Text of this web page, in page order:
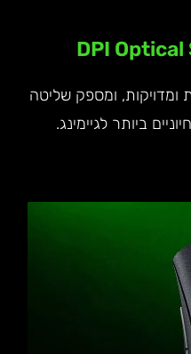
ומספק שליטה
ביותר לגיימינג.